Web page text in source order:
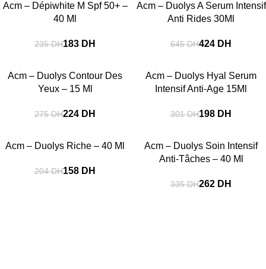
Acm – Dépiwhite M Spf 50+ –
40 Ml
235DH183 DH
Acm – Duolys A Serum Intensif
Anti Rides 30Ml
645DH424 DH
Acm – Duolys Contour Des
Yeux – 15 Ml
275DH224 DH
Acm – Duolys Hyal Serum
Intensif Anti-Age 15Ml
301DH198 DH
Acm – Duolys Riche – 40 Ml
204DH158 DH
Acm – Duolys Soin Intensif
Anti-Tâches – 40 Ml
335DH262 DH